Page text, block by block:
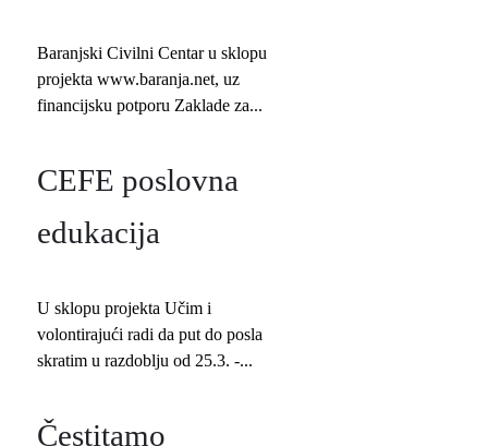
Baranjski Civilni Centar u sklopu
projekta www.baranja.net, uz
financijsku potporu Zaklade za...
CEFE poslovna
edukacija
U sklopu projekta Učim i
volontirajući radi da put do posla
skratim u razdoblju od 25.3. -...
Čestitamo